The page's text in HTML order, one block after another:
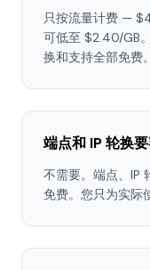
只按流量计费 —
可低至 $2.40/GB
换和支持全部免费。
端点和 IP 轮换
不需要。端点、IP
免费。您只为实际